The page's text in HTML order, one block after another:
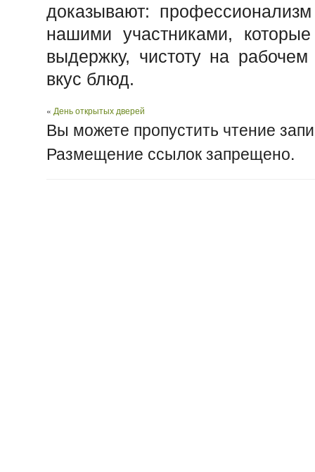
доказывают:
нашими участниками,
выдержку, чистоту на
вкус блюд.
« День открытых дверей
Вы можете пропустить чтение
Размещение ссылок запрещено.